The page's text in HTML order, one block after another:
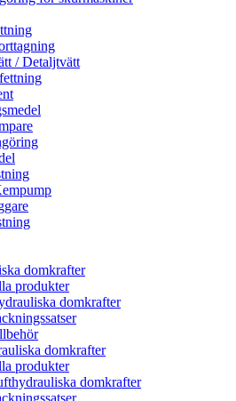
/ Detaljtvätt
domkrafter
produkter
domkrafter
domkrafter
produkter
domkrafter